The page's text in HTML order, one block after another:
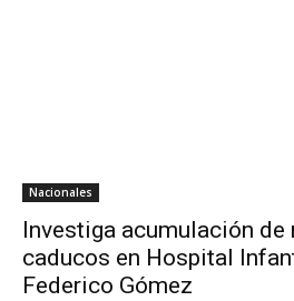
Nacionales
Investiga acumulación
caducos en Hospital
Federico Gómez